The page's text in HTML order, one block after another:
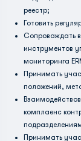
реестр;
Готовить
Сопровождать
инструментов
мониторинга
Принимать
положений,
комплаенс­
Принимать